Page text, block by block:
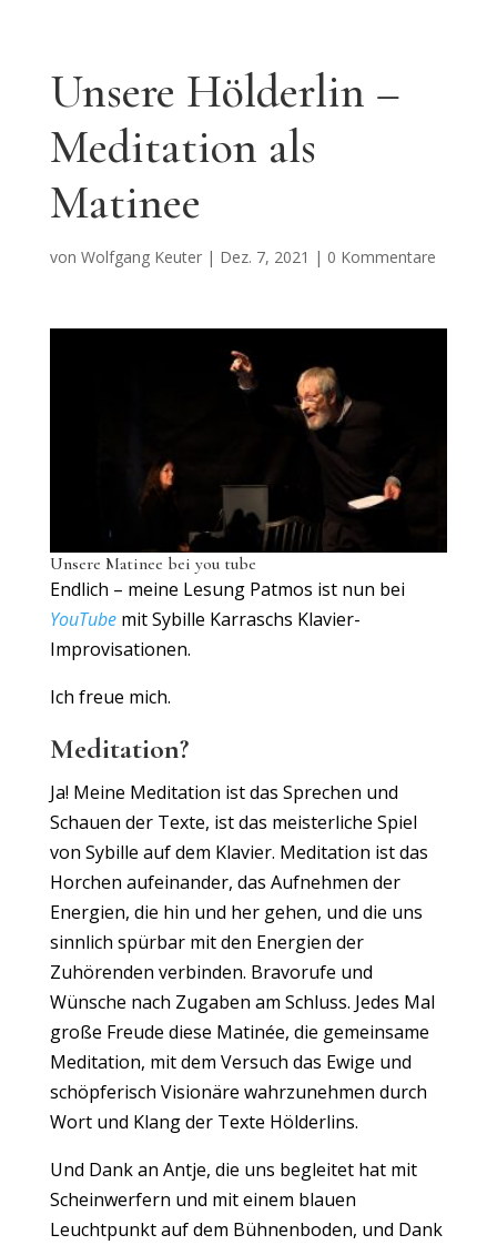
Unsere Hölderlin –
Meditation als
Matinee
von Wolfgang Keuter| Dez. 7, 2021 | 0 Kommentare
Unsere Matinee bei you tube
Endlich – meine Lesung Patmos ist nun bei
YouTubemit Sybille Karraschs Klavier-
Improvisationen.
Ich freue mich.
Meditation?
Ja! Meine Meditation ist das Sprechen und
Schauen der Texte, ist das meisterliche Spiel
von Sybille auf dem Klavier. Meditation ist das
Horchen aufeinander, das Aufnehmen der
Energien, die hin und her gehen, und die uns
sinnlich spürbar mit den Energien der
Zuhörenden verbinden. Bravorufe und
Wünsche nach Zugaben am Schluss. Jedes Mal
große Freude diese Matinée, die gemeinsame
Meditation, mit dem Versuch das Ewige und
schöpferisch Visionäre wahrzunehmen durch
Wort und Klang der Texte Hölderlins.
Und Dank an Antje, die uns begleitet hat mit
Scheinwerfern und mit einem blauen
Leuchtpunkt auf dem Bühnenboden, und Dank